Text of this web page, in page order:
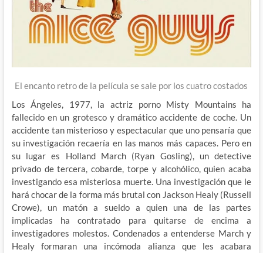
El encanto retro de la película se sale por los cuatro costados
Los Ángeles, 1977, la actriz porno Misty Mountains ha
fallecido en un grotesco y dramático accidente de coche. Un
accidente tan misterioso y espectacular que uno pensaría que
su investigación recaería en las manos más capaces. Pero en
su lugar es Holland March (Ryan Gosling), un detective
privado de tercera, cobarde, torpe y alcohólico, quien acaba
investigando esa misteriosa muerte. Una investigación que le
hará chocar de la forma más brutal con Jackson Healy (Russell
Crowe), un matón a sueldo a quien una de las partes
implicadas ha contratado para quitarse de encima a
investigadores molestos. Condenados a entenderse March y
Healy formaran una incómoda alianza que les acabara